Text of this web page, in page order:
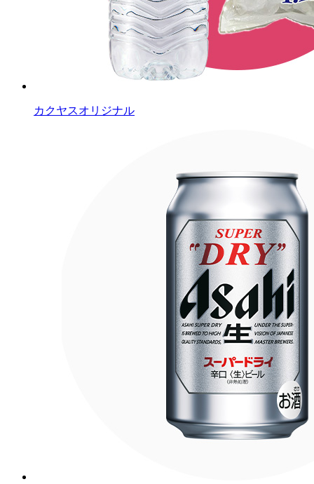
カクヤスオリジナル